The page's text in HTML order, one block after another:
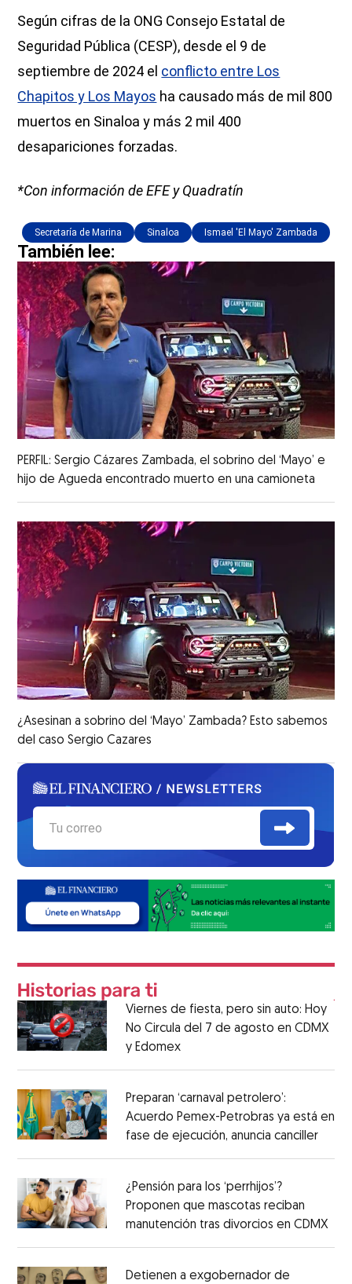
Según cifras de la ONG Consejo Estatal de
Seguridad Pública (CESP), desde el 9 de
septiembre de 2024 el conflicto entre Los
Chapitos y Los Mayos ha causado más de mil 800
muertos en Sinaloa y más 2 mil 400
desapariciones forzadas.
*Con información de EFE y Quadratín
Secretaría de Marina Sinaloa Ismael 'El Mayo' Zambada
También lee:
PERFIL: Sergio Cázares Zambada, el sobrino del ‘Mayo’ e
hijo de Agueda encontrado muerto en una camioneta
¿Asesinan a sobrino del ‘Mayo’ Zambada? Esto sabemos
del caso Sergio Cazares
Viernes de fiesta, pero sin auto: Hoy
No Circula del 7 de agosto en CDMX
y Edomex
Preparan ‘carnaval petrolero’:
Acuerdo Pemex-Petrobras ya está en
fase de ejecución, anuncia canciller
¿Pensión para los ‘perrhijos’?
Proponen que mascotas reciban
manutención tras divorcios en CDMX
Detienen a exgobernador de